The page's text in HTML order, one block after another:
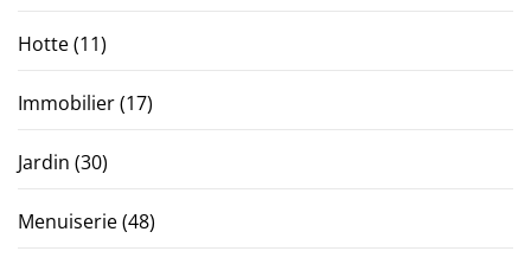
Hotte(11)
Immobilier(17)
Jardin (30)
Menuiserie(48)